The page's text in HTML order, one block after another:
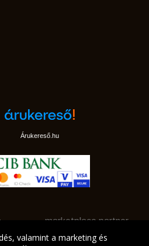
Árukereső.hu
marketplace partner
valamint a marketing és